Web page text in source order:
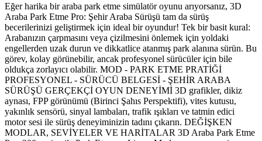
Eğer harika bir araba park etme simülatör oyunu arıyorsanız, 3D
Araba Park Etme Pro: Şehir Araba Sürüşü tam da sürüş
becerilerinizi geliştirmek için ideal bir oyundur! Tek bir basit kural:
Arabanızın çarpmasını veya çizilmesini önlemek için yoldaki
engellerden uzak durun ve dikkatlice atanmış park alanına sürün. Bu
görev, kolay görünebilir, ancak profesyonel sürücüler için bile
oldukça zorlayıcı olabilir. MOD - PARK ETME PRATİĞİ
PROFESYONEL - SÜRÜCÜ BELGESİ - ŞEHİR ARABA
SÜRÜŞÜ GERÇEKÇİ OYUN DENEYİMİ 3D grafikler, dikiz
aynası, FPP görünümü (Birinci Şahıs Perspektifi), vites kutusu,
yakınlık sensörü, sinyal lambaları, trafik ışıkları ve tatmin edici
motor sesi ile sürüş deneyiminizin tadını çıkarın. DEĞİŞKEN
MODLAR, SEVİYELER VE HARİTALAR 3D Araba Park Etme